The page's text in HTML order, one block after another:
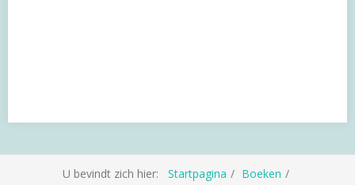
U bevindt zich hier: Startpagina
Boeken